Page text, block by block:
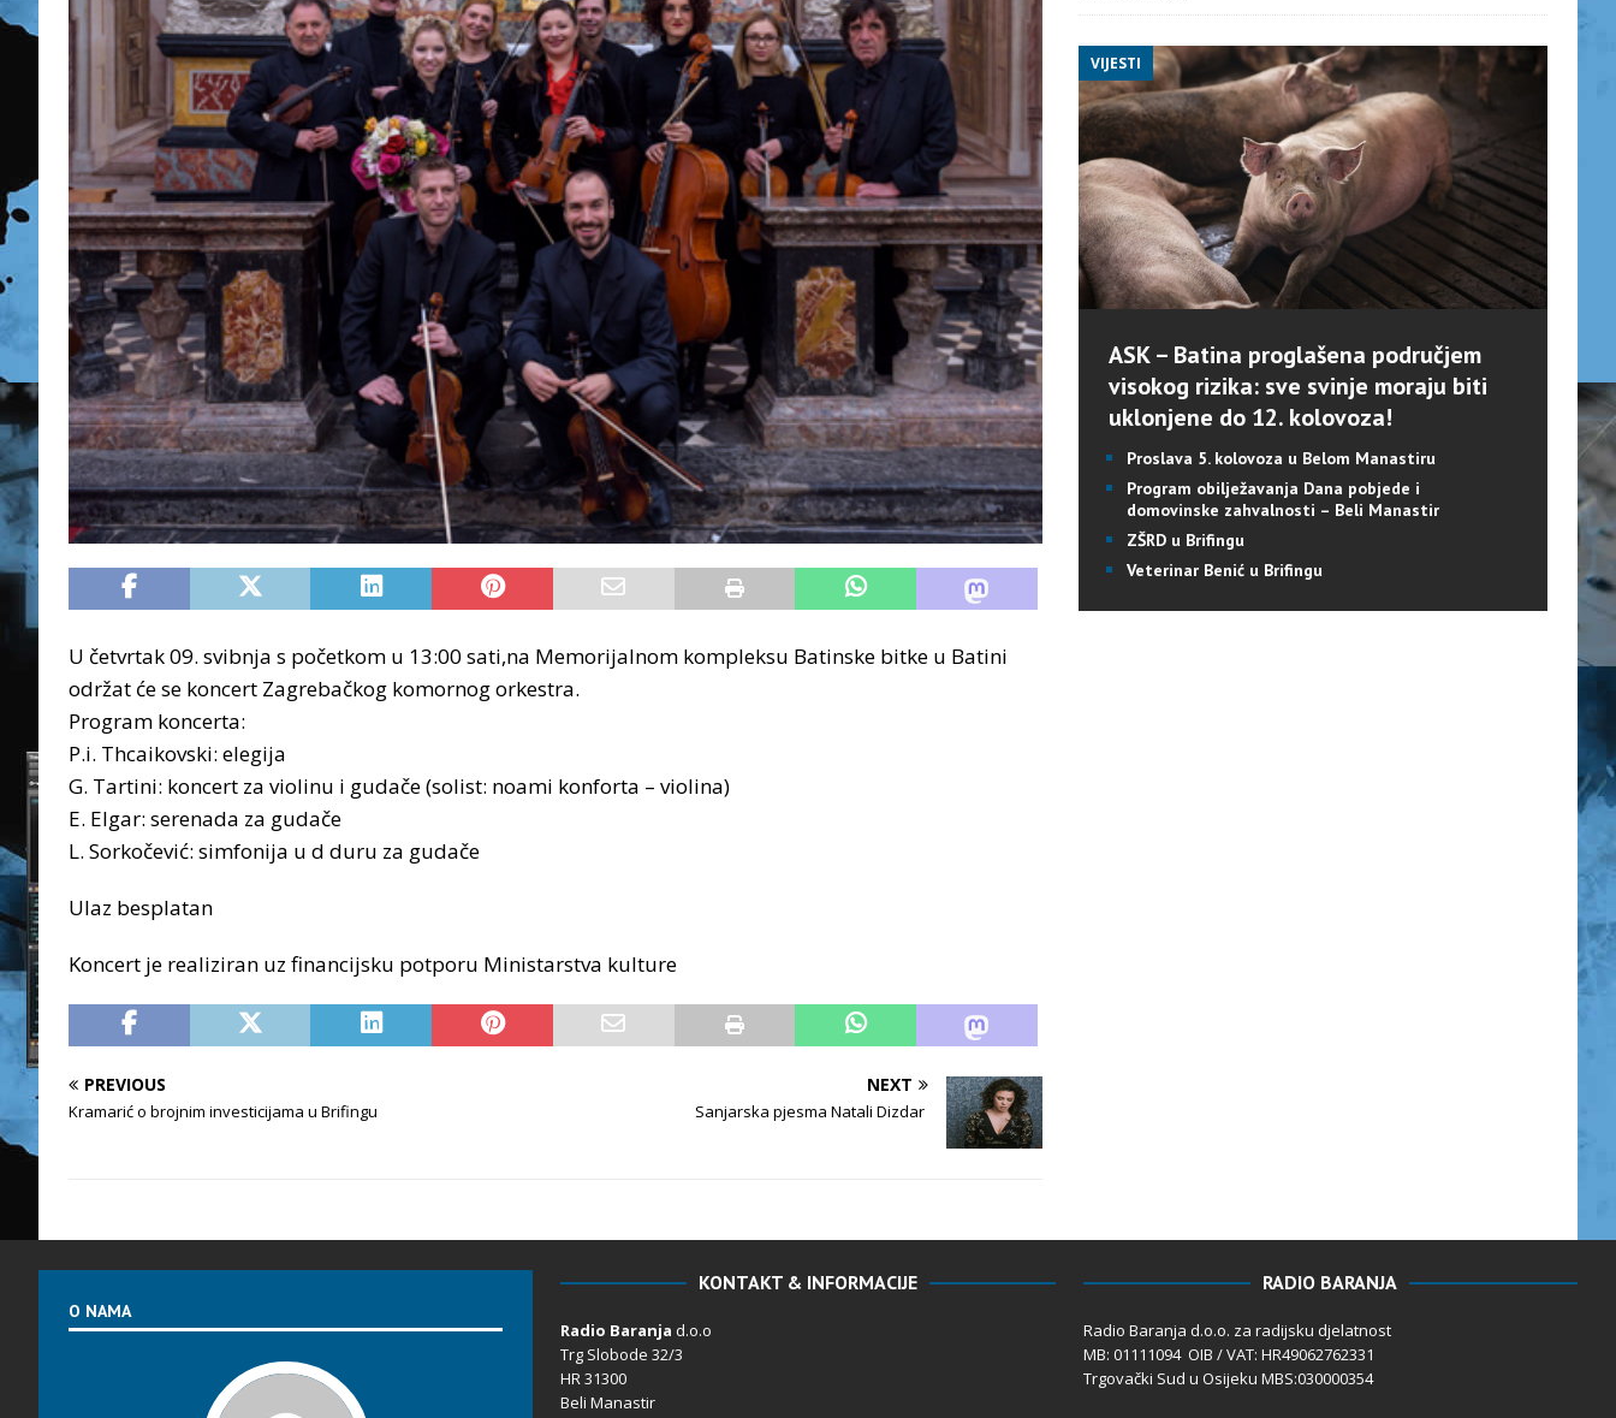
U četvrtak 09. svibnja s početkom u 13:00 sati,na Memorijalnom kompleksu Batinske bitke u Batini
održat će se koncert Zagrebačkog komornog orkestra.
Program koncerta:
P.i. Thcaikovski: elegija
G. Tartini: koncert za violinu i gudače (solist: noami konforta – violina)
E. Elgar: serenada za gudače
L. Sorkočević: simfonija u d duru za gudače
Ulaz besplatan
Koncert je realiziran uz financijsku potporu Ministarstva kulture
PREVIOUS
Kramarić o brojnim investicijama u Brifingu
NEXT
Sanjarska pjesma Natali Dizdar
VIJESTI
ASK – Batina proglašena područjem
visokog rizika: sve svinje moraju biti
uklonjene do 12. kolovoza!
Proslava 5. kolovoza u Belom Manastiru
Program obilježavanja Dana pobjede i
domovinske zahvalnosti – Beli Manastir
ZŠRD u Brifingu
Veterinar Benić u Brifingu
O NAMA
KONTAKT & INFORMACIJE
Radio Baranja d.o.o
Trg Slobode 32/3
HR 31300
Beli Manastir
RADIO BARANJA
Radio Baranja d.o.o. za radijsku djelatnost
MB: 01111094 OIB / VAT: HR49062762331
Trgovački Sud u Osijeku MBS:030000354